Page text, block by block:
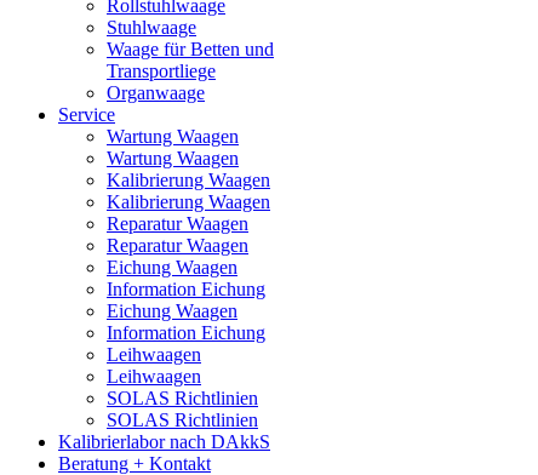
Rollstuhlwaage
Stuhlwaage
Waage für Betten und
Transportliege
Organwaage
Service
Wartung Waagen
Wartung Waagen
Kalibrierung Waagen
Kalibrierung Waagen
Reparatur Waagen
Reparatur Waagen
Eichung Waagen
Information Eichung
Eichung Waagen
Information Eichung
Leihwaagen
Leihwaagen
SOLAS Richtlinien
SOLAS Richtlinien
Kalibrierlabor nach DAkkS
Beratung + Kontakt